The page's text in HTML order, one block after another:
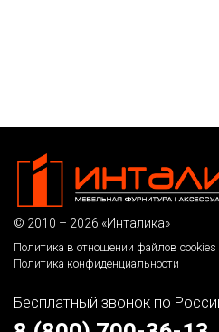
© 2010 – 2026 «Инталика»
Политика в отношении файлов cookies
Политика конфиденциальности
Бесплатный звонок по